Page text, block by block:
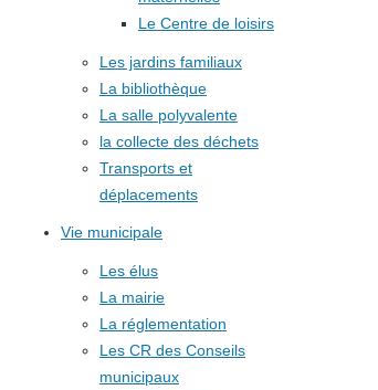
Le Centre de loisirs
Les jardins familiaux
La bibliothèque
La salle polyvalente
la collecte des déchets
Transports et
déplacements
Vie municipale
Les élus
La mairie
La réglementation
Les CR des Conseils
municipaux